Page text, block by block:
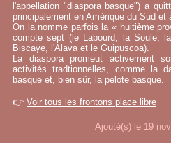
l'appellation "diaspora basque") a
principalement en Amérique du Sud et
On la nomme parfois la « huitième
compte sept (le Labourd, la Soule,
Biscaye, l'Alava et le Guipuscoa).
La diaspora promeut activement
activités tradtionnelles, comme la
basque et, bien sûr, la pelote basque.
👉 Voir tous les frontons place libre
Ajouté(s) le 19